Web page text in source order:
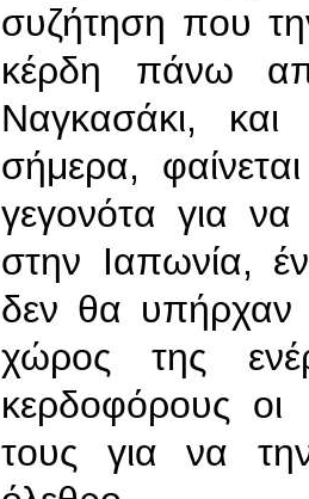
συζήτηση που
κέρδη πάνω
Ναγκασάκι, και
σήμερα,
γεγονότα για να
στην Ιαπωνία,
δεν θα υπήρχαν
χώρος της
κερδοφόρους οι
τους για να